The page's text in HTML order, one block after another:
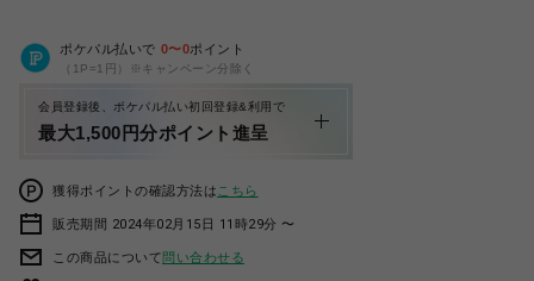
ポケパル払いで 0〜0ポイント
（1P=1円）※キャンペーン分除く
会員登録後、ポケパル払い初回登録&利用で
最大1,500円分ポイント進呈
獲得ポイントの確認方法は こちら
販売期間 2024年02月15日 11時29分 〜
この商品について問い合わせる